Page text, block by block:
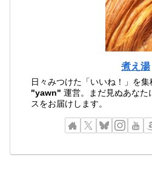
煮え湯
日々みつけた「いいね！」を
"yawn" 運営。まだ見ぬあなた
スをお届けします。